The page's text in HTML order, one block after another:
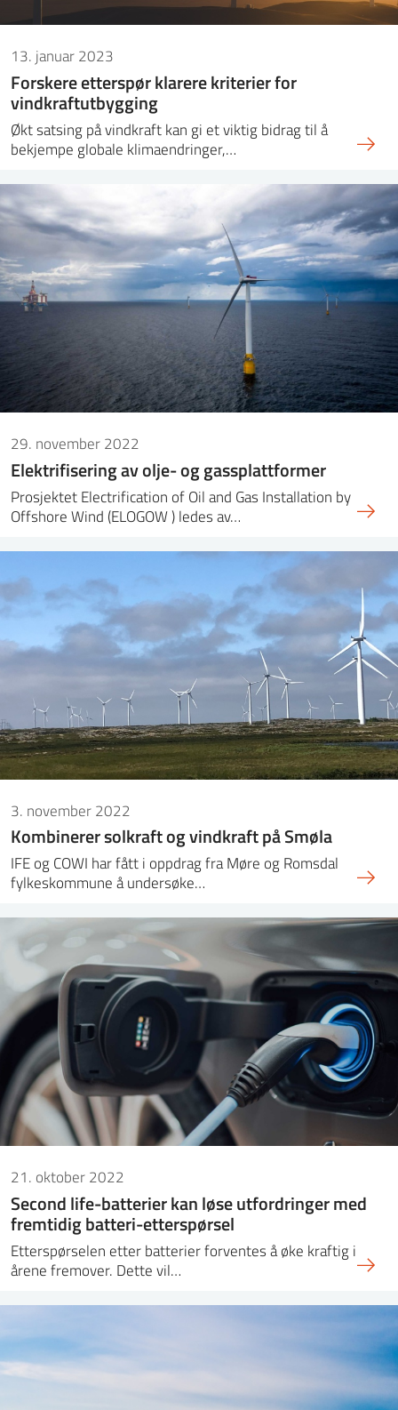
13. januar 2023
Forskere etterspør klarere kriterier for
vindkraftutbygging
Økt satsing på vindkraft kan gi et viktig bidrag til å
bekjempe globale klimaendringer,…
29. november 2022
Elektrifisering av olje- og gassplattformer
Prosjektet Electrification of Oil and Gas Installation by
Offshore Wind (ELOGOW ) ledes av…
3. november 2022
Kombinerer solkraft og vindkraft på Smøla
IFE og COWI har fått i oppdrag fra Møre og Romsdal
fylkeskommune å undersøke…
21. oktober 2022
Second life-batterier kan løse utfordringer med
fremtidig batteri-etterspørsel
Etterspørselen etter batterier forventes å øke kraftig i
årene fremover. Dette vil…